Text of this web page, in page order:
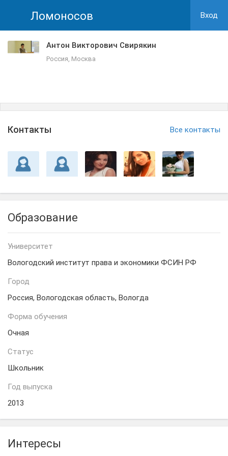
Ломоносов Вход
Антон Викторович Свирякин
Россия, Москва
Контакты Все контакты
Образование
Университет
Вологодский институт права и экономики ФСИН РФ
Город
Россия, Вологодская область, Вологда
Форма обучения
Очная
Статус
Школьник
Год выпуска
2013
Интересы